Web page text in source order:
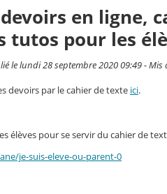
en ligne,
tutos pour les
le lundi 28 septembre 2020 09:49 -
devoirs par le cahier de texte ici.
élèves pour se servir du cahier de
je-suis-eleve-ou-parent-0